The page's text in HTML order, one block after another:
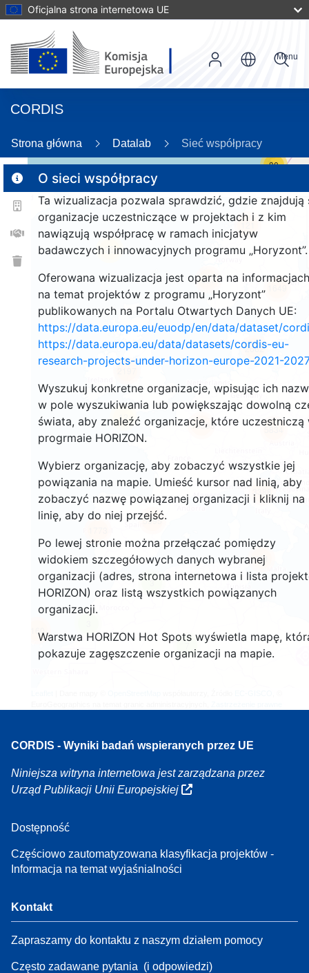
Oficjalna strona internetowa UE
CORDIS
Menu
Strona główna Datalab Sieć współpracy
O sieci współpracy
Ta wizualizacja pozwala sprawdzić, gdzie znajdują
organizacje uczestniczące w projektach i z kim
nawiązują współpracę w ramach inicjatyw
badawczych i innowacyjnych programu „Horyzont”.
Oferowana wizualizacja jest oparta na informacjach
na temat projektów z programu „Horyzont”
publikowanych na Portalu Otwartych Danych UE:
https://data.europa.eu/euodp/en/data/dataset/
https://data.europa.eu/data/datasets/cordis-eu-
research-projects-under-horizon-europe-2021-2027
Wyszukuj konkretne organizacje, wpisując ich
w pole wyszukiwania lub powiększając dowolną
świata, aby znaleźć organizacje, które uczestniczą
progrmaie HORIZON.
Wybierz organizację, aby zobaczyć wszystkie jej
powiązania na mapie. Umieść kursor nad linią, aby
zobaczyć nazwę powiązanej organizacji i kliknij na
linię, aby do niej przejść.
Po lewej stronie można przełączać pomiędzy
widokiem szczegółowych danych wybranej
organizacji (adres, strona internetowa i lista
HORIZON) oraz listą wszystkich powiązanych
organizacji.
Warstwa HORIZON Hot Spots wyświetla mapę,
pokazuje zagęszczenie organizacji na mapie.
3
7
160
30
25
12
121
257
2662
5834
481
19399
5995
CORDIS - Wyniki badań wspieranych przez UE
Niniejsza witryna internetowa jest zarządzana przez
Urząd Publikacji Unii Europejskiej
Dostępność
Częściowo zautomatyzowana klasyfikacja projektów -
Informacja na temat wyjaśnialności
Kontakt
Zapraszamy do kontaktu z naszym działem pomocy
Często zadawane pytania (i odpowiedzi)